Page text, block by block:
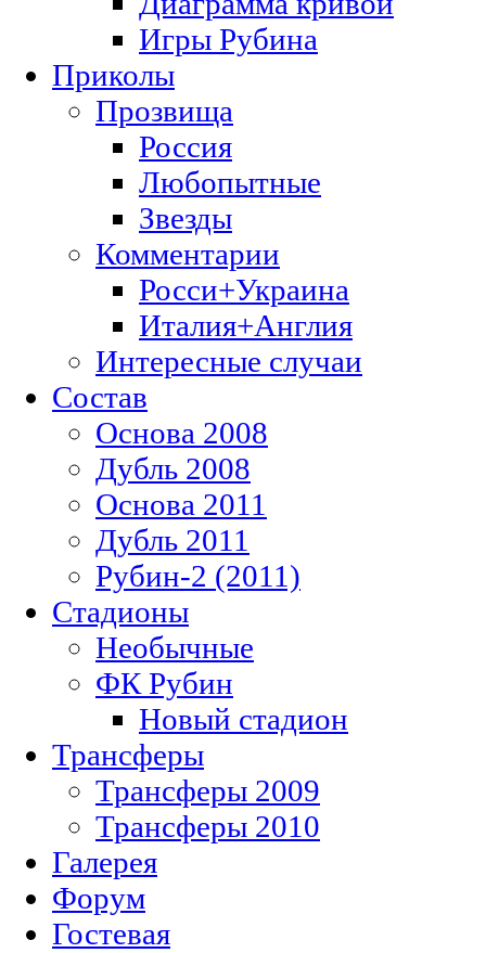
Игры Рубина
Приколы
Прозвища
Россия
Любопытные
Звезды
Комментарии
Росси+Украина
Италия+Англия
Интересные случаи
Состав
Основа 2008
Дубль 2008
Основа 2011
Дубль 2011
Рубин-2 (2011)
Стадионы
Необычные
ФК Рубин
Новый стадион
Трансферы
Трансферы 2009
Трансферы 2010
Галерея
Форум
Гостевая